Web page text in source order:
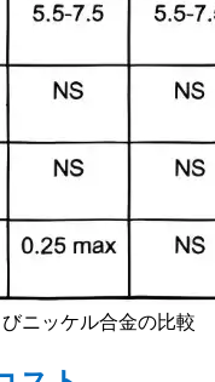
ニッケル合金の比較